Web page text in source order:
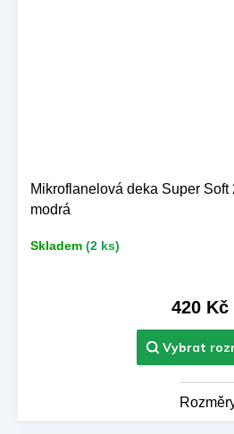
Mikroflanelová deka Super
modrá
Skladem (2 ks)
420 Kč